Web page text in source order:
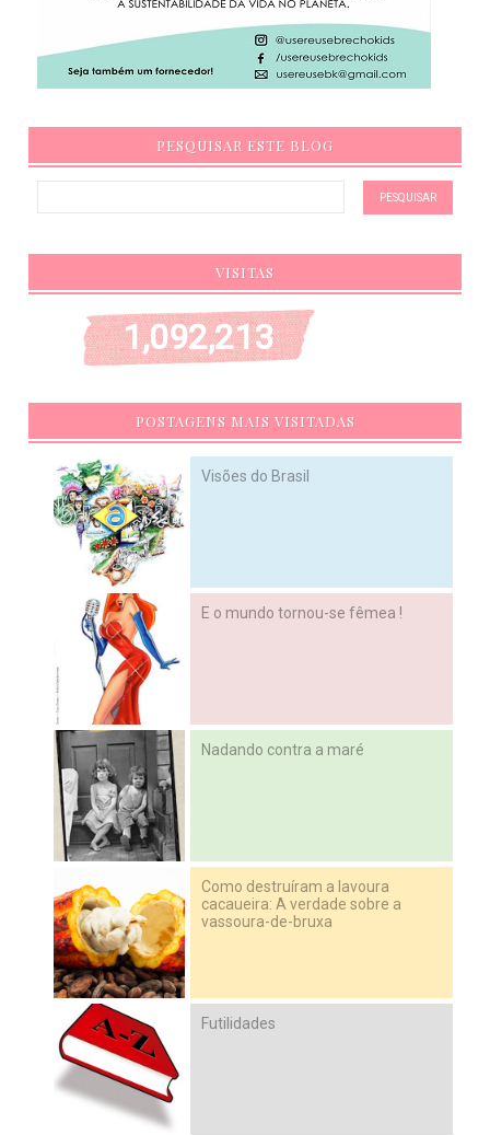
PESQUISAR ESTE BLOG
VISITAS
1,092,213
POSTAGENS MAIS VISITADAS
Visões do Brasil
E o mundo tornou-se fêmea !
Nadando contra a maré
Como destruíram a lavoura
cacaueira: A verdade sobre a
vassoura-de-bruxa
Futilidades